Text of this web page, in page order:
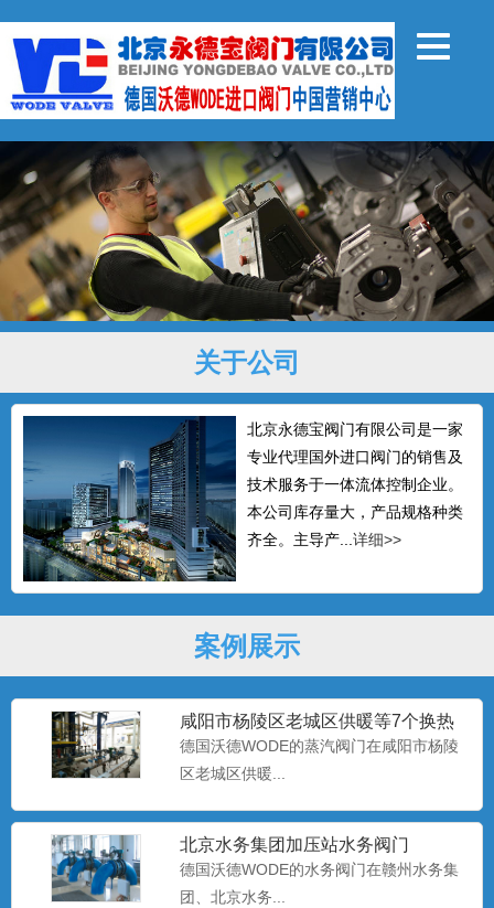
关于公司
北京永德宝阀门有限公司是一家
专业代理国外进口阀门的销售及
技术服务于一体流体控制企业。
本公司库存量大，产品规格种类
齐全。主导产...详细>>
案例展示
咸阳市杨陵区老城区供暖等7个换热
站建设的使用
德国沃德WODE的蒸汽阀门在咸阳市杨陵
区老城区供暖...
北京水务集团加压站水务阀门
德国沃德WODE的水务阀门在赣州水务集
团、北京水务...